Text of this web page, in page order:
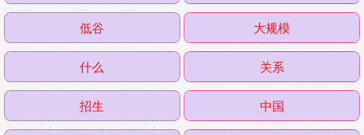
低谷 大规模
什么 关系
招生 中国